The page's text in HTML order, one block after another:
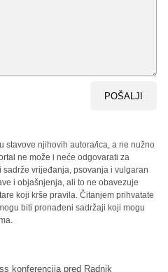
POŠALJI
stavove njihovih autora/ica, a ne nužno
ne može i neće odgovarati za
vrijeđanja, psovanja i vulgaran
i objašnjenja, ali to ne obavezuje
koji krše pravila. Čitanjem prihvatate
biti pronađeni sadržaji koji mogu
konferencija pred Radnik